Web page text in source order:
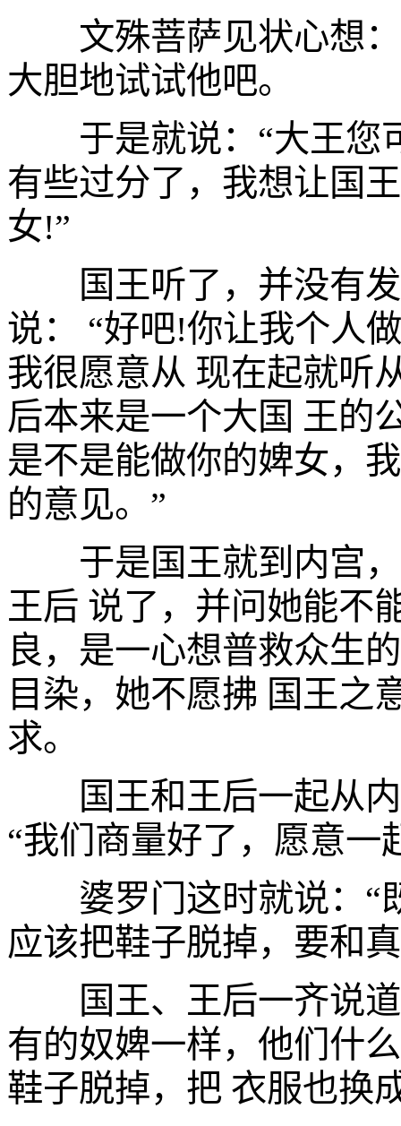
文殊菩萨见状心想：
大胆地试试他吧。
于是就说：“大王您
有些过分了，我想让国
女!”
国王听了，并没有发
说： “好吧!你让我个人
我很愿意从 现在起就听
后本来是一个大国 王的
是不是能做你的婢女，
的意见。”
于是国王就到内宫，
王后 说了，并问她能不
良，是一心想普救众生
目染，她不愿拂 国王之
求。
国王和王后一起从内
“我们商量好了，愿意一
婆罗门这时就说：“
应该把鞋子脱掉，要和
国王、王后一齐说道
有的奴婢一样，他们什
鞋子脱掉，把 衣服也换